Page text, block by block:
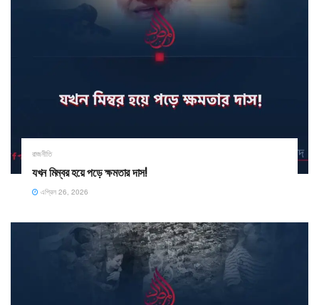
রাজনীতি
যখন মিম্বর হয়ে পড়ে ক্ষমতার দাস!
এপ্রিল 26, 2026